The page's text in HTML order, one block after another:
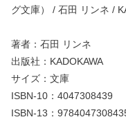
グ文庫） / 石田 リンネ /
著者：石田 リンネ
出版社：KADOKAWA
サイズ：文庫
ISBN-10：4047308439
ISBN-13：